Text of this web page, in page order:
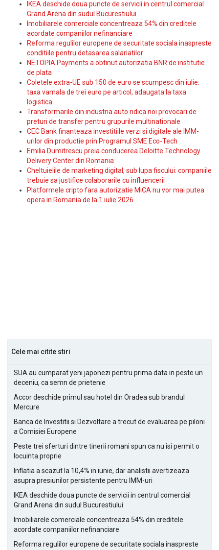
IKEA deschide doua puncte de servicii in centrul comercial
Grand Arena din sudul Bucurestiului
Imobiliarele comerciale concentreaza 54% din creditele
acordate companiilor nefinanciare
Reforma regulilor europene de securitate sociala inaspreste
conditiile pentru detasarea salariatilor
NETOPIA Payments a obtinut autorizatia BNR de institutie
de plata
Coletele extra-UE sub 150 de euro se scumpesc din iulie:
taxa vamala de trei euro pe articol, adaugata la taxa
logistica
Transformarile din industria auto ridica noi provocari de
preturi de transfer pentru grupurile multinationale
CEC Bank finanteaza investitiile verzi si digitale ale IMM-
urilor din productie prin Programul SME Eco-Tech
Emilia Dumitrescu preia conducerea Deloitte Technology
Delivery Center din Romania
Cheltuielile de marketing digital, sub lupa fiscului: companiile
trebuie sa justifice colaborarile cu influencerii
Platformele cripto fara autorizatie MiCA nu vor mai putea
opera in Romania de la 1 iulie 2026
Cele mai citite stiri
SUA au cumparat yeni japonezi pentru prima data in peste un
deceniu, ca semn de prietenie
Accor deschide primul sau hotel din Oradea sub brandul
Mercure
Banca de Investitii si Dezvoltare a trecut de evaluarea pe piloni
a Comisiei Europene
Peste trei sferturi dintre tinerii romani spun ca nu isi permit o
locuinta proprie
Inflatia a scazut la 10,4% in iunie, dar analistii avertizeaza
asupra presiunilor persistente pentru IMM-uri
IKEA deschide doua puncte de servicii in centrul comercial
Grand Arena din sudul Bucurestiului
Imobiliarele comerciale concentreaza 54% din creditele
acordate companiilor nefinanciare
Reforma regulilor europene de securitate sociala inaspreste